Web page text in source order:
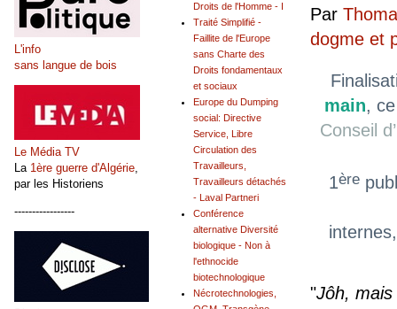
Par
dogme et
main,
Conseil
1ère
"Jôh,
Droits de l'Homme - I
Traité Simplifié -
Faillite de l'Europe
sans Charte des
Droits fondamentaux
et sociaux
Europe du Dumping
social: Directive
Service, Libre
Circulation des
Travailleurs,
Travailleurs détachés
- Laval Partneri
Conférence
alternative Diversité
biologique - Non à
l'ethnocide
biotechnologique
Nécrotechnologies,
L'info
sans langue de bois
Le Média TV
La 1ère guerre d'Algérie
par les Historiens
-----------------